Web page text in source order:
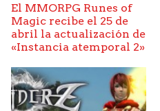
El MMORPG Runes of
Magic recibe el 25 de
abril la actualización de
«Instancia atemporal 2»